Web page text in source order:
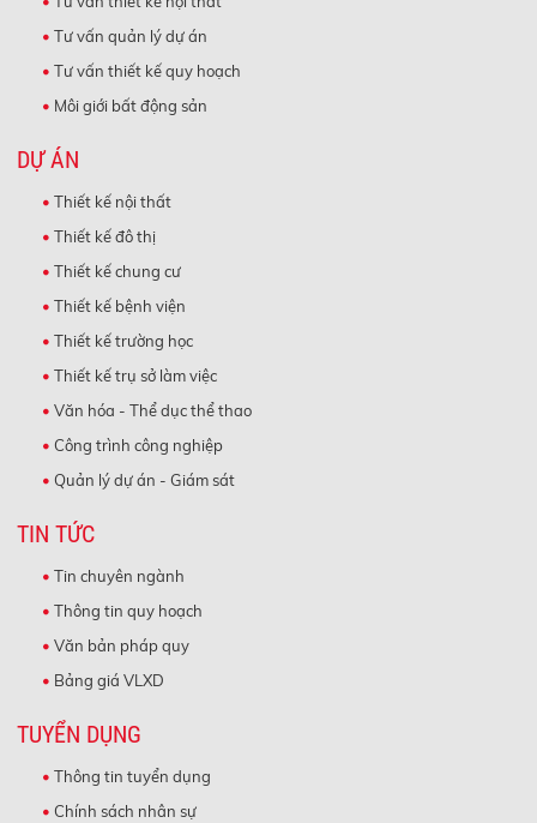
Tư vấn quản lý dự án
Tư vấn thiết kế quy hoạch
Môi giới bất động sản
DỰ ÁN
Thiết kế nội thất
Thiết kế đô thị
Thiết kế chung cư
Thiết kế bệnh viện
Thiết kế trường học
Thiết kế trụ sở làm việc
Văn hóa - Thể dục thể thao
Công trình công nghiệp
Quản lý dự án - Giám sát
TIN TỨC
Tin chuyên ngành
Thông tin quy hoạch
Văn bản pháp quy
Bảng giá VLXD
TUYỂN DỤNG
Thông tin tuyển dụng
Chính sách nhân sự